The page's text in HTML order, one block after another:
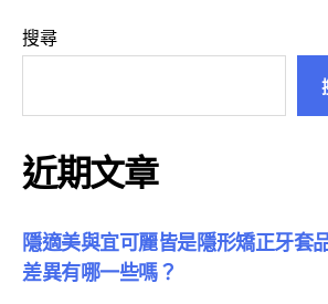
搜尋
近期文章
隱適美與宜可麗皆是隱形矯正牙套
差異有哪一些嗎？